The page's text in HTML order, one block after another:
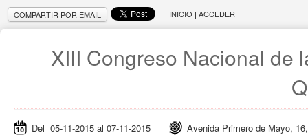
COMPARTIR POR EMAIL INICIO | ACCEDER
XIII Congreso Nacional de
Del 05-11-2015 al 07-11-2015 Avenida Primero de Mayo,